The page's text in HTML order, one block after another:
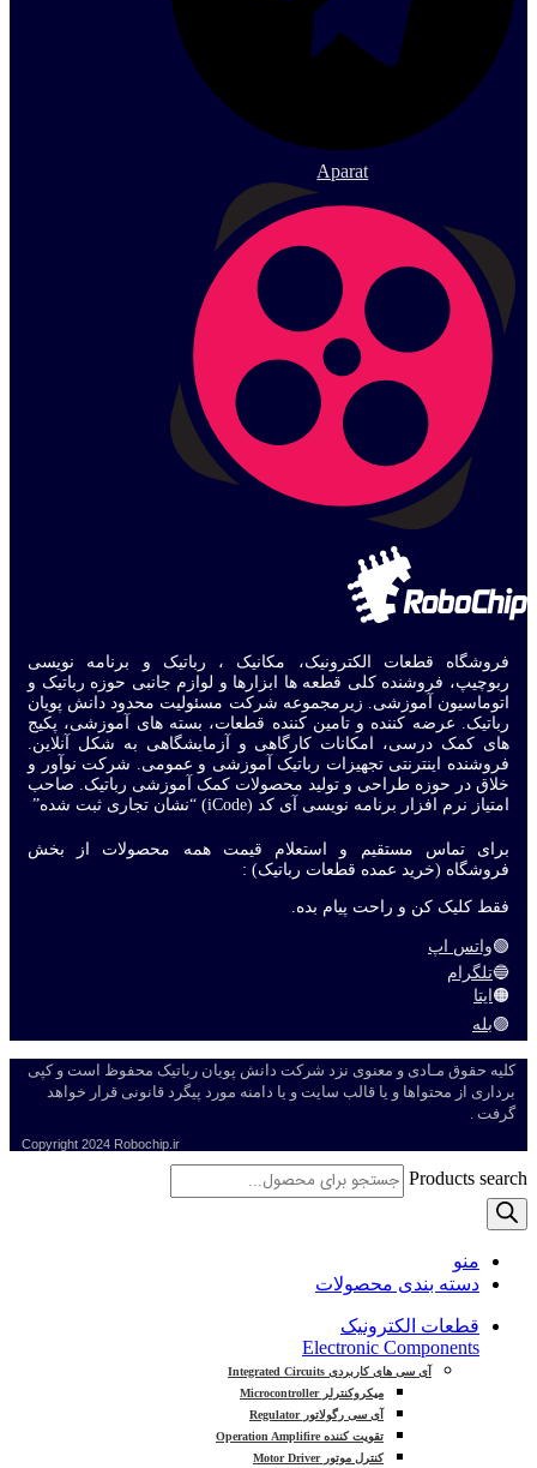
Aparat
فروشگاه قطعات الکترونیک، مکانیک ، رباتیک و برنامه نویسی
ربوچیپ، فروشنده کلی قطعه ها ابزارها و لوازم جانبی حوزه رباتیک و
اتوماسیون آموزشی. زیرمجموعه شرکت مسئولیت محدود دانش پویان
رباتیک. عرضه کننده و تامین کننده قطعات، بسته های آموزشی، پکیج
های کمک درسی، امکانات کارگاهی و آزمایشگاهی به شکل آنلاین.
فروشنده اینترنتی تجهیزات رباتیک آموزشی و عمومی. شرکت نوآور و
خلاق در حوزه طراحی و تولید محصولات کمک آموزشی رباتیک. صاحب
امتیاز نرم افزار برنامه نویسی آی کد (iCode) “نشان تجاری ثبت شده”
برای تماس مستقیم و استعلام قیمت همه محصولات از بخش
فروشگاه (خرید عمده قطعات رباتیک) :
فقط کلیک کن و راحت پیام بده.
🟢واتس اپ
🔵تلگرام
🟠ایتا
🟣بله
کلیه حقوق مـادی و معنوی نزد شرکت دانش پویان رباتیک محفوظ است و کپی
برداری از محتواها و یا قالب سایت و یا دامنه مورد پیگرد قانونی قرار خواهد
گرفت .
Copyright 2024 Robochip.ir
Products search
منو
دسته بندی محصولات
قطعات الکترونیک
Electronic Components
آی سی های کاربردی Integrated Circuits
میکروکنترلر Microcontroller
آی سی رگولاتور Regulator
تقویت کننده Operation Amplifire
کنترل موتور Motor Driver